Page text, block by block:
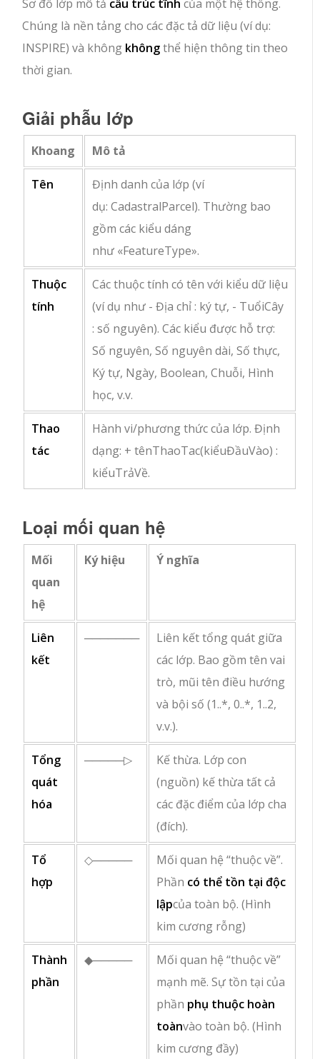
Sơ đồ lớp mô tả cấu trúc tĩnh của một hệ thống.
Chúng là nền tảng cho các đặc tả dữ liệu (ví dụ:
INSPIRE) và không khôngthể hiện thông tin theo
thời gian.
Giải phẫu lớp
Khoang Mô tả
Tên
Định danh của lớp (ví
dụ:CadastralParcel). Thường bao
gồm các kiểu dáng
như «FeatureType».
Thuộc
tính
Các thuộc tính có tên với kiểu dữ liệu
(ví dụ như - Địa chỉ : ký tự, - TuổiCây
: số nguyên). Các kiểu được hỗ trợ:
Số nguyên, Số nguyên dài, Số thực,
Ký tự, Ngày, Boolean, Chuỗi, Hình
học, v.v.
Thao
tác
Hành vi/phương thức của lớp. Định
dạng: + tênThaoTac(kiểuĐầuVào) :
kiểuTrảVề.
Loại mối quan hệ
Mối
quan
hệ
Ký hiệu Ý nghĩa
Liên
kết
───────
Liên kết tổng quát giữa
các lớp. Bao gồm tên vai
trò, mũi tên điều hướng
và bội số (1..*,0..*, 1..2,
v.v.).
Tổng
quát
hóa
─────▷
Kế thừa. Lớp con
(nguồn) kế thừa tất cả
các đặc điểm của lớp cha
(đích).
Tổ
hợp
◇─────
Mối quan hệ “thuộc về”.
Phần có thể tồn tại độc
lậpcủa toàn bộ. (Hình
kim cương rỗng)
Thành
phần
◆─────
Mối quan hệ “thuộc về”
mạnh mẽ. Sự tồn tại của
phần phụ thuộc hoàn
toànvào toàn bộ. (Hình
kim cương đầy)